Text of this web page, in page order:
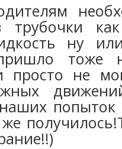
трубочки
ну
тоже
просто не
попыток